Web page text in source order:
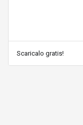
Scaricalo gratis!